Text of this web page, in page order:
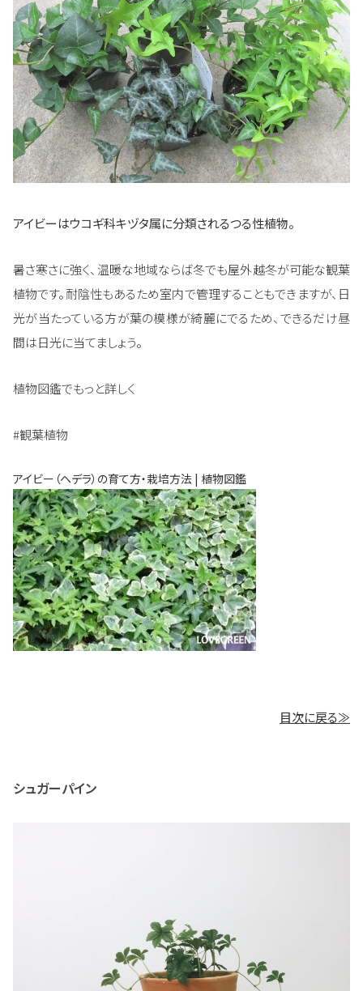
アイビーはウコギ科キヅタ属に分類されるつる性植物。
暑さ寒さに強く、温暖な地域ならば冬でも屋外越冬が可能な観葉
植物です。耐陰性もあるため室内で管理することもできますが、日
光が当たっている方が葉の模様が綺麗にでるため、できるだけ昼
間は日光に当てましょう。
植物図鑑でもっと詳しく
#観葉植物
アイビー（ヘデラ）の育て方・栽培方法 | 植物図鑑
目次に戻る≫
シュガーパイン